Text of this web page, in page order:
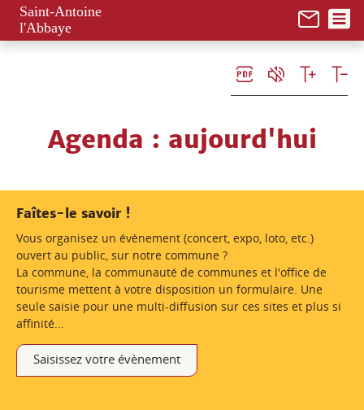
Saint-Antoine
l'Abbaye
Agenda : aujourd'hui
Faîtes-le savoir !
Vous organisez un évènement (concert, expo, loto, etc.)
ouvert au public, sur notre commune ?
La commune, la communauté de communes et l'office de
tourisme mettent à votre disposition un formulaire. Une
seule saisie pour une multi-diffusion sur ces sites et plus si
affinité...
Saisissez votre évènement
Panneau de gestion des cookies